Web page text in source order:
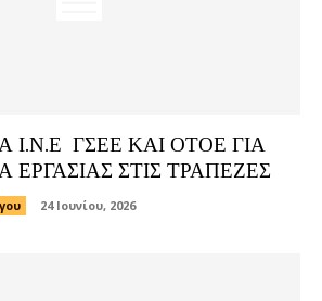
Ι.Ν.Ε ΓΣΕΕ ΚΑΙ ΟΤΟΕ ΓΙΑ
ΣΤΙΣ ΤΡΑΠΕΖΕΣ
24 Ιουνίου, 2026